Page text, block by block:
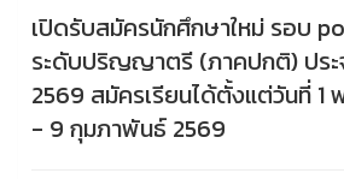
เปิดรับสมัครนักศึกษาใหม่ รอบ
ระดับปริญญาตรี (ภาคปกติ) ประ
2569 สมัครเรียนได้ตั้งแต่วันที่ 1
- 9 กุมภาพันธ์ 2569